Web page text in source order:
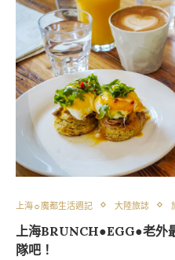
上海☼魔都生活週記 大陸旅誌
上海BRUNCH●EGG●老外
隊吧！